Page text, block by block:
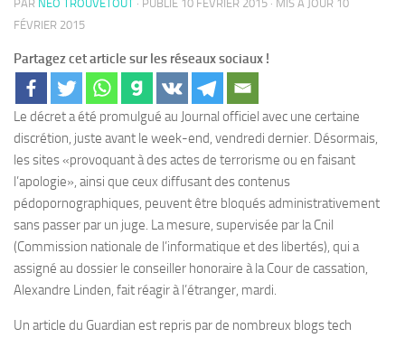
PAR NÉO TROUVETOUT · PUBLIÉ 10 FÉVRIER 2015 · MIS À JOUR 10
FÉVRIER 2015
Partagez cet article sur les réseaux sociaux !
Le décret a été promulgué au Journal officiel avec une certaine
discrétion, juste avant le week-end, vendredi dernier. Désormais,
les sites «provoquant à des actes de terrorisme ou en faisant
l’apologie», ainsi que ceux diffusant des contenus
pédopornographiques, peuvent être bloqués administrativement
sans passer par un juge. La mesure, supervisée par la Cnil
(Commission nationale de l’informatique et des libertés), qui a
assigné au dossier le conseiller honoraire à la Cour de cassation,
Alexandre Linden, fait réagir à l’étranger, mardi.
Un article du Guardian est repris par de nombreux blogs tech